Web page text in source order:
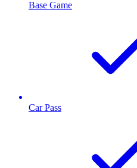
Base Game
Car Pass